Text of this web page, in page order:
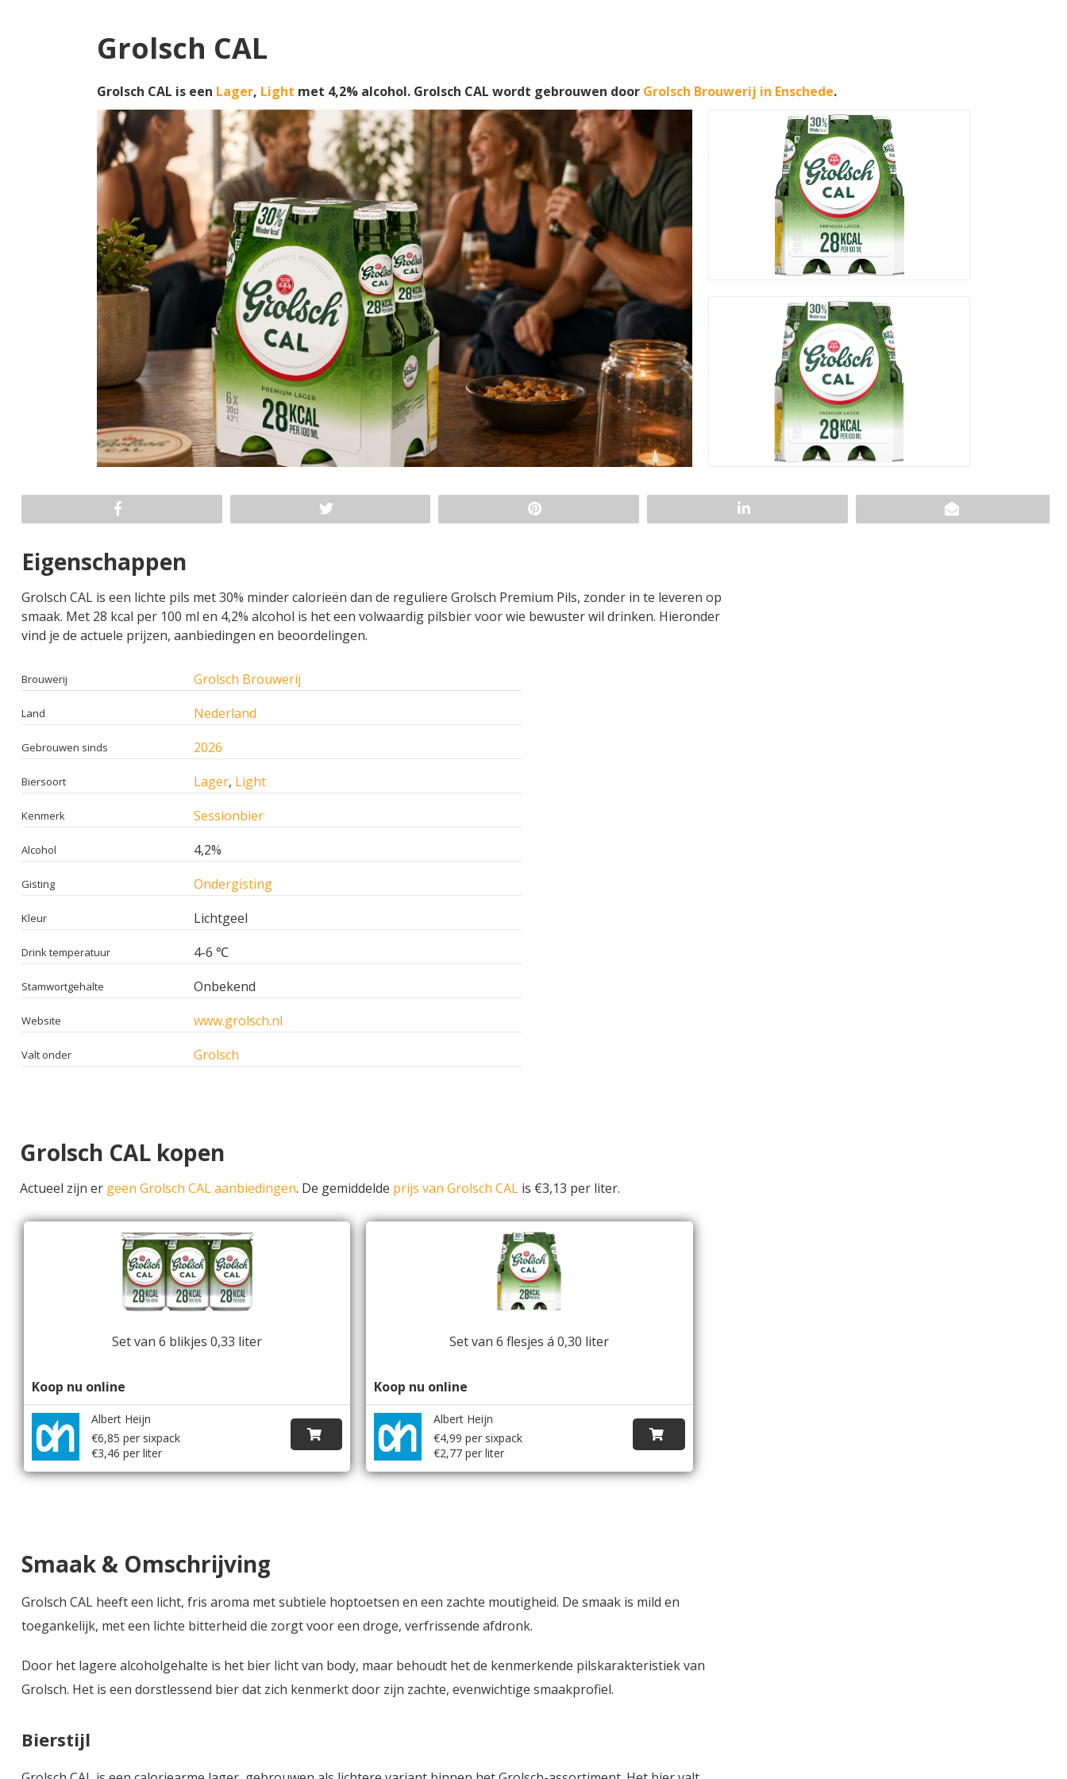
Grolsch CAL
Grolsch CAL is een Lager, Light met 4,2% alcohol. Grolsch CAL wordt gebrouwen door Grolsch Brouwerij in Enschede.
Eigenschappen
Grolsch CAL is een lichte pils met 30% minder calorieën dan de reguliere Grolsch Premium Pils, zonder in te leveren op
smaak. Met 28 kcal per 100 ml en 4,2% alcohol is het een volwaardig pilsbier voor wie bewuster wil drinken. Hieronder
vind je de actuele prijzen, aanbiedingen en beoordelingen.
Brouwerij Grolsch Brouwerij
Land Nederland
Gebrouwen sinds 2026
Biersoort Lager, Light
Kenmerk Sessionbier
Alcohol 4,2%
Gisting Ondergisting
Kleur Lichtgeel
Drink temperatuur 4-6 ℃
Stamwortgehalte Onbekend
Website www.grolsch.nl
Valt onder Grolsch
Grolsch CAL kopen
Actueel zijn er geen Grolsch CAL aanbiedingen. De gemiddelde prijs van Grolsch CAL is €3,13 per liter.
Set van 6 blikjes 0,33 liter
Koop nu online
Albert Heijn
€6,85 per sixpack
€3,46 per liter
Set van 6 flesjes á 0,30 liter
Koop nu online
Albert Heijn
€4,99 per sixpack
€2,77 per liter
Smaak & Omschrijving
Grolsch CAL heeft een licht, fris aroma met subtiele hoptoetsen en een zachte moutigheid. De smaak is mild en
toegankelijk, met een lichte bitterheid die zorgt voor een droge, verfrissende afdronk.
Door het lagere alcoholgehalte is het bier licht van body, maar behoudt het de kenmerkende pilskarakteristiek van
Grolsch. Het is een dorstlessend bier dat zich kenmerkt door zijn zachte, evenwichtige smaakprofiel.
Bierstijl